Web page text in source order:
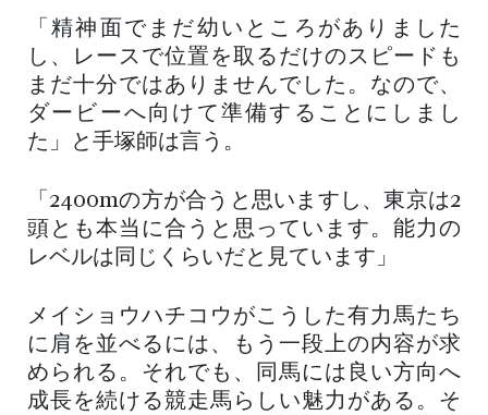
「精神面でまだ幼いところがありました
し、レースで位置を取るだけのスピードも
まだ十分ではありませんでした。なので、
ダービーへ向けて準備することにしまし
た」と手塚師は言う。
「2400mの方が合うと思いますし、東京は2
頭とも本当に合うと思っています。能力の
レベルは同じくらいだと見ています」
メイショウハチコウがこうした有力馬たち
に肩を並べるには、もう一段上の内容が求
められる。それでも、同馬には良い方向へ
成長を続ける競走馬らしい魅力がある。そ